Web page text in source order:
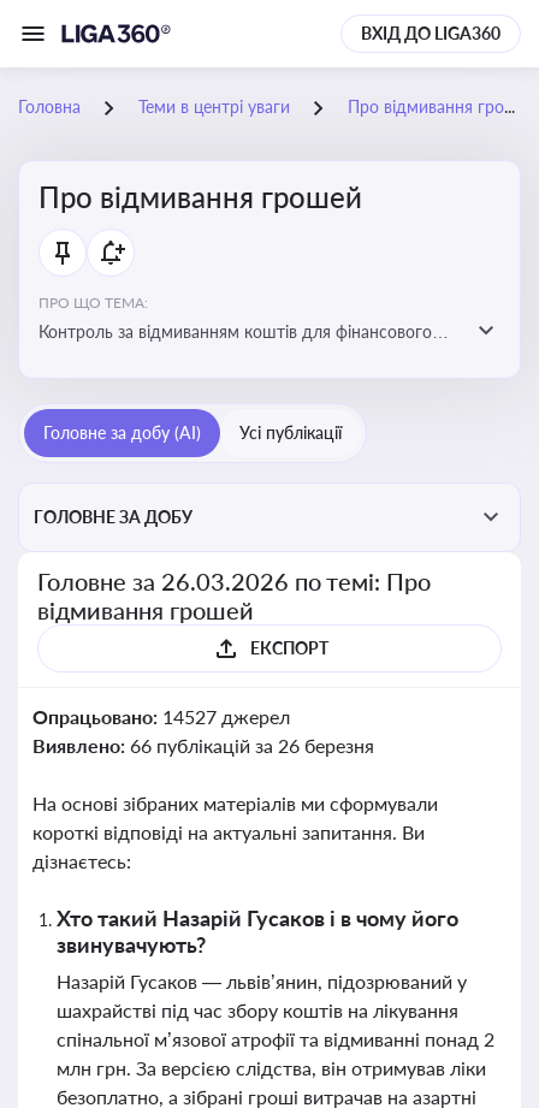
ВХІД ДО LIGA360
Головна Теми в центрі уваги Про відмивання грошей
Про відмивання грошей
ПРО ЩО ТЕМА:
Контроль за відмиванням коштів для фінансового
сплати податків. Вбудовування AML у договори та
Головне за добу (AI) Усі публікації
ГОЛОВНЕ ЗА ДОБУ
Головне за 26.03.2026 по темі: Про
відмивання грошей
ЕКСПОРТ
Опрацьовано: 14527 джерел
Виявлено: 66 публікацій за 26 березня
На основі зібраних матеріалів ми сформували
короткі відповіді на актуальні запитання. Ви
дізнаєтесь:
Хто такий Назарій Гусаков і в чому його
звинувачують?
Назарій Гусаков — львів’янин, підозрюваний у
шахрайстві під час збору коштів на лікування
спінальної м’язової атрофії та відмиванні понад 2
млн грн. За версією слідства, він отримував ліки
безоплатно, а зібрані гроші витрачав на азартні